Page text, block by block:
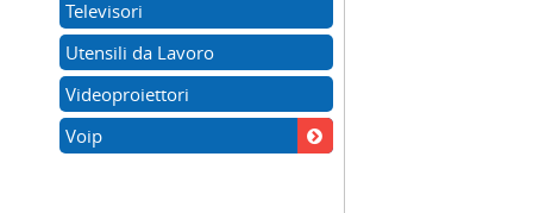
Televisori
Utensili da Lavoro
Videoproiettori
Voip